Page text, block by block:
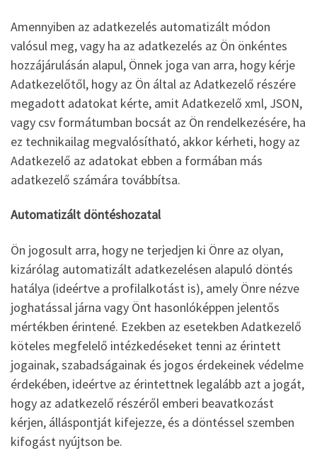
Amennyiben az adatkezelés automatizált módon
valósul meg, vagy ha az adatkezelés az Ön önkéntes
hozzájárulásán alapul, Önnek joga van arra, hogy kérje
Adatkezelőtől, hogy az Ön által az Adatkezelő részére
megadott adatokat kérte, amit Adatkezelő xml, JSON,
vagy csv formátumban bocsát az Ön rendelkezésére, ha
ez technikailag megvalósítható, akkor kérheti, hogy az
Adatkezelő az adatokat ebben a formában más
adatkezelő számára továbbítsa.
Automatizált döntéshozatal
Ön jogosult arra, hogy ne terjedjen ki Önre az olyan,
kizárólag automatizált adatkezelésen alapuló döntés
hatálya (ideértve a profilalkotást is), amely Önre nézve
joghatással járna vagy Önt hasonlóképpen jelentős
mértékben érintené. Ezekben az esetekben Adatkezelő
köteles megfelelő intézkedéseket tenni az érintett
jogainak, szabadságainak és jogos érdekeinek védelme
érdekében, ideértve az érintettnek legalább azt a jogát,
hogy az adatkezelő részéről emberi beavatkozást
kérjen, álláspontját kifejezze, és a döntéssel szemben
kifogást nyújtson be.